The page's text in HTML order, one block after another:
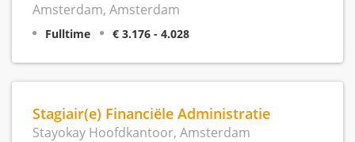
Amsterdam, Amsterdam
Fulltime € 3.176 - 4.028
Stagiair(e) Financiële Administratie
Stayokay Hoofdkantoor, Amsterdam